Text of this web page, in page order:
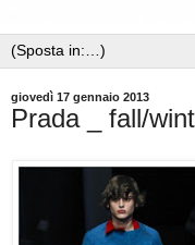
giovedì 17 gennaio 2013
Prada _ fall/